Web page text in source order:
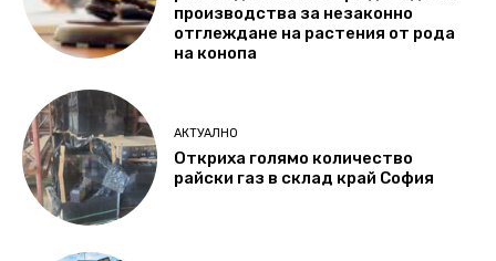
производства за незаконно
отглеждане на растения от рода
на конопа
АКТУАЛНО
Откриха голямо количество
райски газ в склад край София